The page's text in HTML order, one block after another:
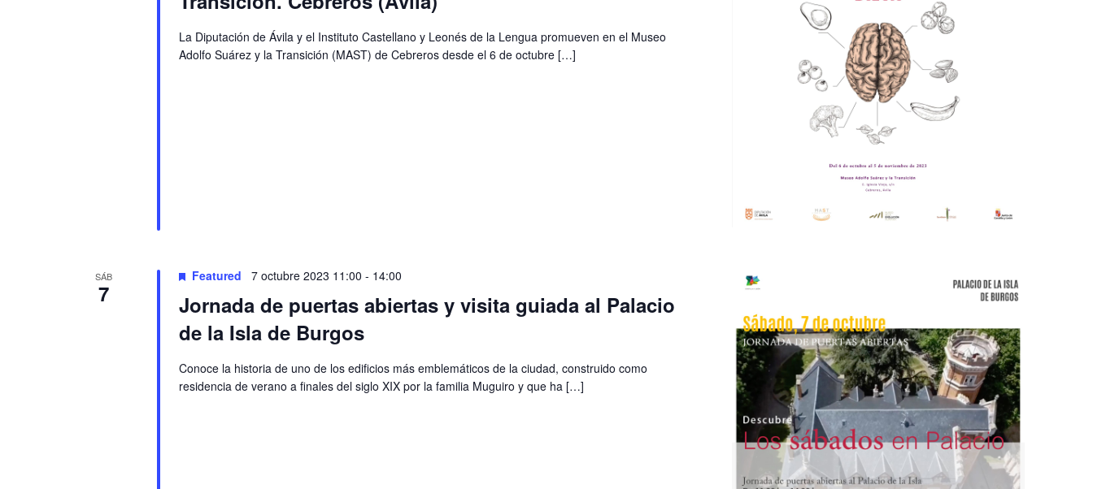
La Diputación de Ávila y el Instituto Castellano y Leonés de la Lengua promueven en el Museo
Adolfo Suárez y la Transición (MAST) de Cebreros desde el 6 de octubre […]
SÁB
7
Featured 7 octubre 2023 11:00 - 14:00
Jornada de puertas abiertas y visita guiada al Palacio
de la Isla de Burgos
Conoce la historia de uno de los edificios más emblemáticos de la ciudad, construido como
residencia de verano a finales del siglo XIX por la familia Muguiro y que ha […]